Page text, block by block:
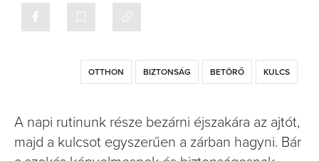
OTTHON BIZTONSÁG BETÖRŐ KULCS
A napi rutinunk része bezárni éjszakára az ajtót,
majd a kulcsot egyszerűen a zárban hagyni. Bár